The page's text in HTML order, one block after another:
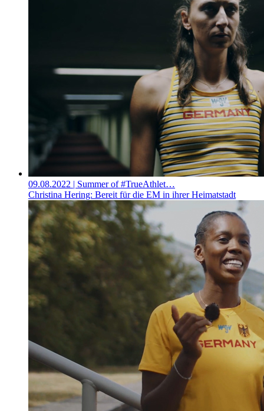
09.08.2022 | Summer of #TrueAthlet…
Christina Hering: Bereit für die EM in ihrer Heimatstadt